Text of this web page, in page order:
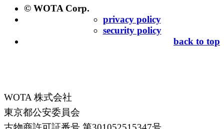
© WOTA Corp.
privacy policy
security policy
back to top
WOTA 株式会社
東京都公安委員会